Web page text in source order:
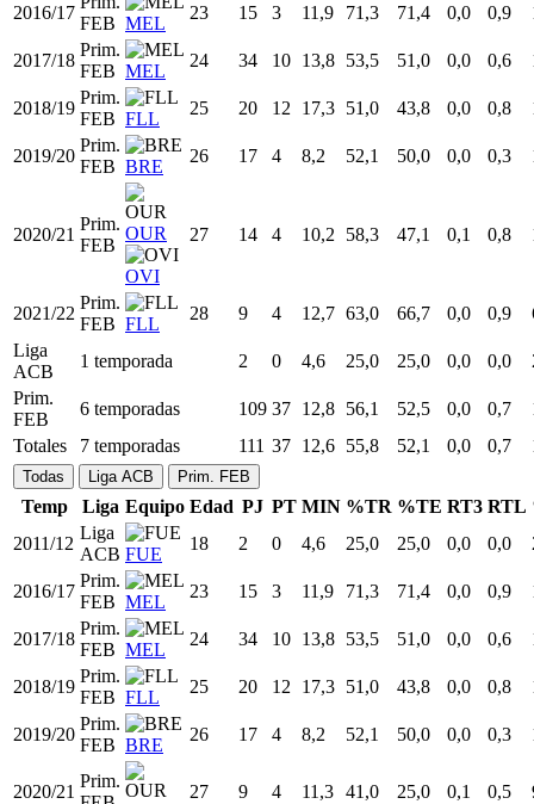
2016/17
FEB MEL
23 15 3 11,9 71,3 71,4 0,0 0,9
2017/18
Prim.
FEB MEL
24 34 10 13,8 53,5 51,0 0,0 0,6
2018/19
Prim.
FEB FLL
25 20 12 17,3 51,0 43,8 0,0 0,8
2019/20
Prim.
FEB BRE
26 17 4 8,2 52,1 50,0 0,0 0,3
2020/21
Prim.
FEB
OUR
OVI
27 14 4 10,2 58,3 47,1 0,1 0,8
2021/22
Prim.
FEB FLL
28 9 4 12,7 63,0 66,7 0,0 0,9
Liga
ACB
1 temporada 2 0 4,6 25,0 25,0 0,0 0,0
Prim.
FEB
6 temporadas 109 37 12,8 56,1 52,5 0,0 0,7
Totales
7 temporadas 111 37 12,6 55,8 52,1 0,0 0,7
Todas Liga ACB Prim. FEB
Temp Liga Equipo Edad PJ PT MIN %TR %TE RT3 RTL
2011/12
Liga
ACB FUE
18 2 0 4,6 25,0 25,0 0,0 0,0
2016/17
Prim.
FEB MEL
23 15 3 11,9 71,3 71,4 0,0 0,9
2017/18
Prim.
FEB MEL
24 34 10 13,8 53,5 51,0 0,0 0,6
2018/19
Prim.
FEB FLL
25 20 12 17,3 51,0 43,8 0,0 0,8
2019/20
Prim.
FEB BRE
26 17 4 8,2 52,1 50,0 0,0 0,3
2020/21
Prim.
27 9 4 11,3 41,0 25,0 0,1 0,5